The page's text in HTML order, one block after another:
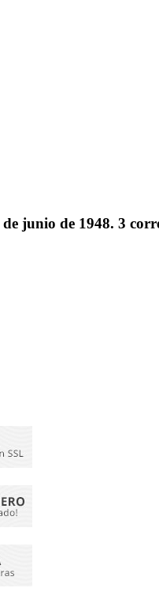
junio de 1948. 3